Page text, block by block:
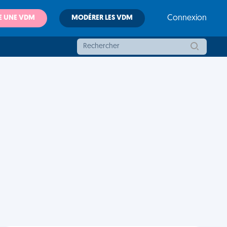
UNE VDM MODÉRER LES VDM Connexion